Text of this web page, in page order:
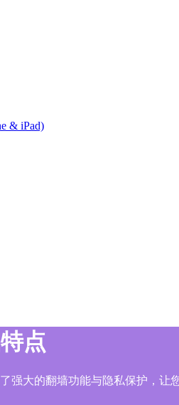
& iPad)
点
强大的翻墙功能与隐私保护，让